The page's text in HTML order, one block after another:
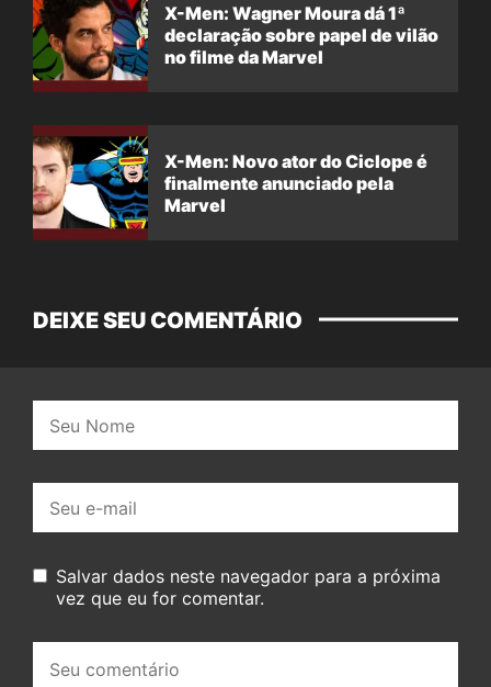
X-Men: Wagner Moura dá 1ª
declaração sobre papel de vilão
no filme da Marvel
X-Men: Novo ator do Ciclope é
finalmente anunciado pela
Marvel
DEIXE SEU COMENTÁRIO
mail:
Salvar dados neste navegador para a próxima
vez que eu for comentar.
comentário: